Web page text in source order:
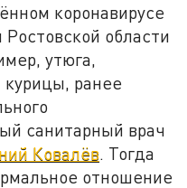
коронавирусе
области
утюга,
ранее
санитарный врач
Ковалёв. Тогда
отношение